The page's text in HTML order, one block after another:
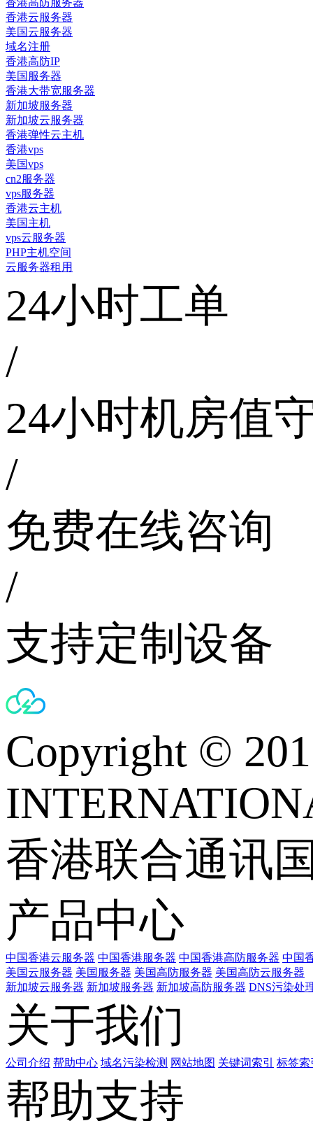
香港高防服务器
香港云服务器
美国云服务器
域名注册
香港高防IP
美国服务器
香港大带宽服务器
新加坡服务器
新加坡云服务器
香港弹性云主机
香港vps
美国vps
cn2服务器
vps服务器
香港云主机
美国主机
vps云服务器
PHP主机空间
云服务器租用
24小时工单
/
24小时机房值
/
免费在线咨询
/
支持定制设备
Copyright ©
香港联合通讯
产品中心
中国香港云服务器 中国香港服务器 中国香港高防服务器 中国
美国云服务器 美国服务器 美国高防服务器 美国高防云服务器
新加坡云服务器 新加坡服务器 新加坡高防服务器 DNS污染处
关于我们
公司介绍 帮助中心 域名污染检测 网站地图 关键词索引 标签索
帮助支持